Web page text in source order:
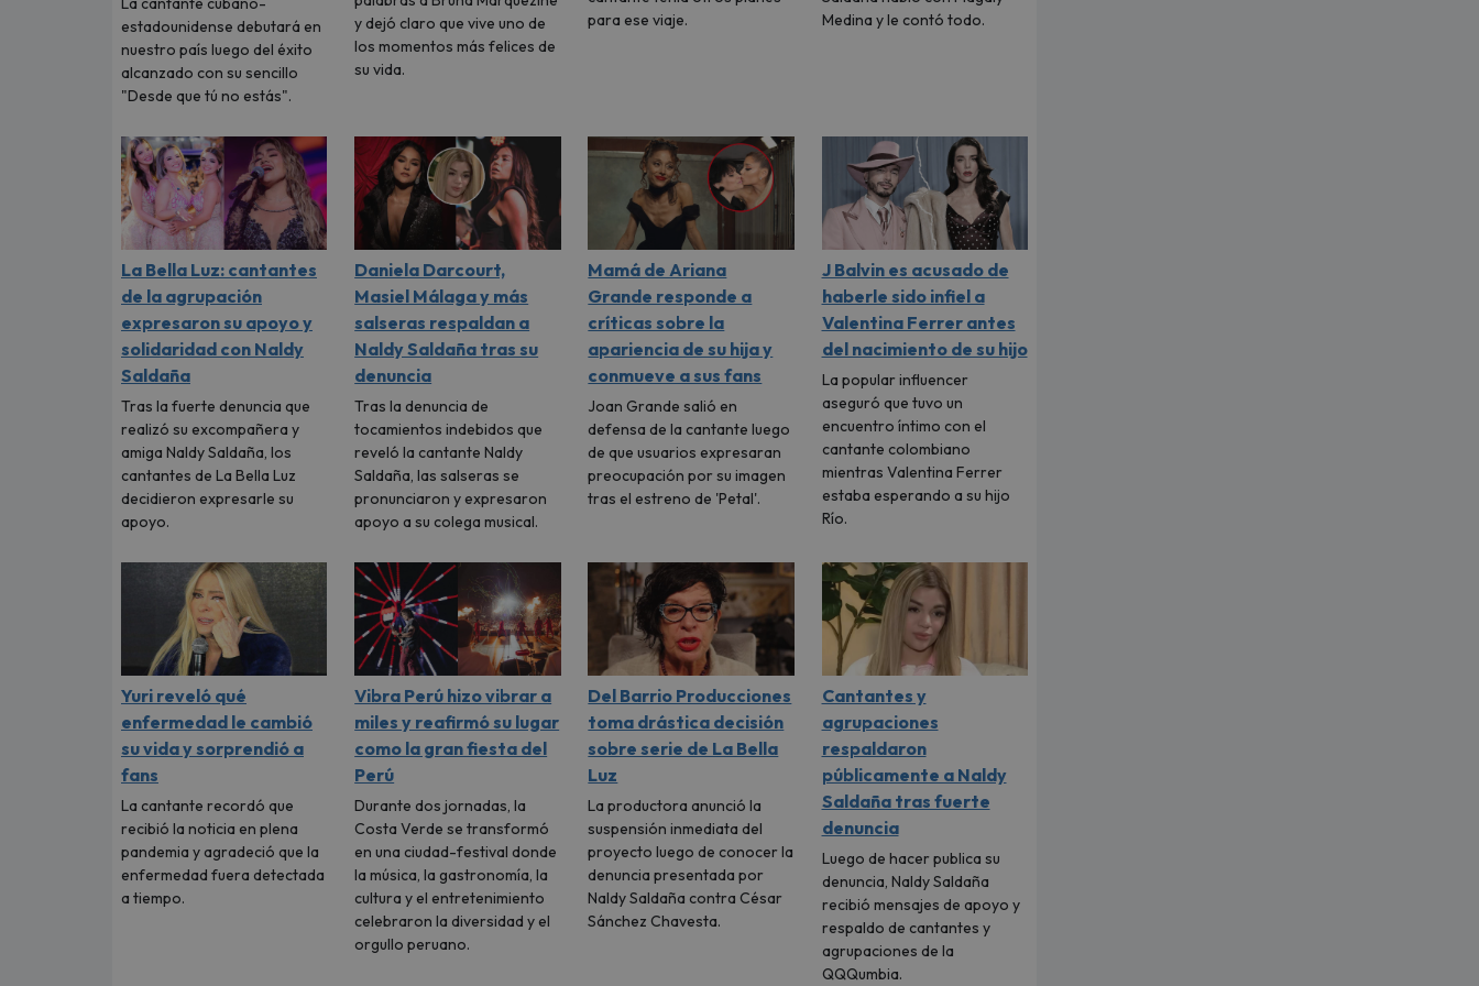
estadounidense debutará en
nuestro país luego del éxito
alcanzado con su sencillo
"Desde que tú no estás".
y dejó claro que vive uno de
los momentos más felices de
su vida.
para ese viaje.
Medina y le contó todo.
La Bella Luz: cantantes
de la agrupación
expresaron su apoyo y
solidaridad con Naldy
Saldaña
Tras la fuerte denuncia que
realizó su excompañera y
amiga Naldy Saldaña, los
cantantes de La Bella Luz
decidieron expresarle su
apoyo.
Daniela Darcourt,
Masiel Málaga y más
salseras respaldan a
Naldy Saldaña tras su
denuncia
Tras la denuncia de
tocamientos indebidos que
reveló la cantante Naldy
Saldaña, las salseras se
pronunciaron y expresaron
apoyo a su colega musical.
Mamá de Ariana
Grande responde a
críticas sobre la
apariencia de su hija y
conmueve a sus fans
Joan Grande salió en
defensa de la cantante luego
de que usuarios expresaran
preocupación por su imagen
tras el estreno de 'Petal'.
J Balvin es acusado de
haberle sido infiel a
Valentina Ferrer antes
del nacimiento de su hijo
La popular influencer
aseguró que tuvo un
encuentro íntimo con el
cantante colombiano
mientras Valentina Ferrer
estaba esperando a su hijo
Río.
Yuri reveló qué
enfermedad le cambió
su vida y sorprendió a
fans
La cantante recordó que
recibió la noticia en plena
pandemia y agradeció que la
enfermedad fuera detectada
a tiempo.
Vibra Perú hizo vibrar a
miles y reafirmó su lugar
como la gran fiesta del
Perú
Durante dos jornadas, la
Costa Verde se transformó
en una ciudad-festival donde
la música, la gastronomía, la
cultura y el entretenimiento
celebraron la diversidad y el
orgullo peruano.
Del Barrio Producciones
toma drástica decisión
sobre serie de La Bella
Luz
La productora anunció la
suspensión inmediata del
proyecto luego de conocer la
denuncia presentada por
Naldy Saldaña contra César
Sánchez Chavesta.
Cantantes y
agrupaciones
respaldaron
públicamente a Naldy
Saldaña tras fuerte
denuncia
Luego de hacer publica su
denuncia, Naldy Saldaña
recibió mensajes de apoyo y
respaldo de cantantes y
agrupaciones de la
QQQumbia.